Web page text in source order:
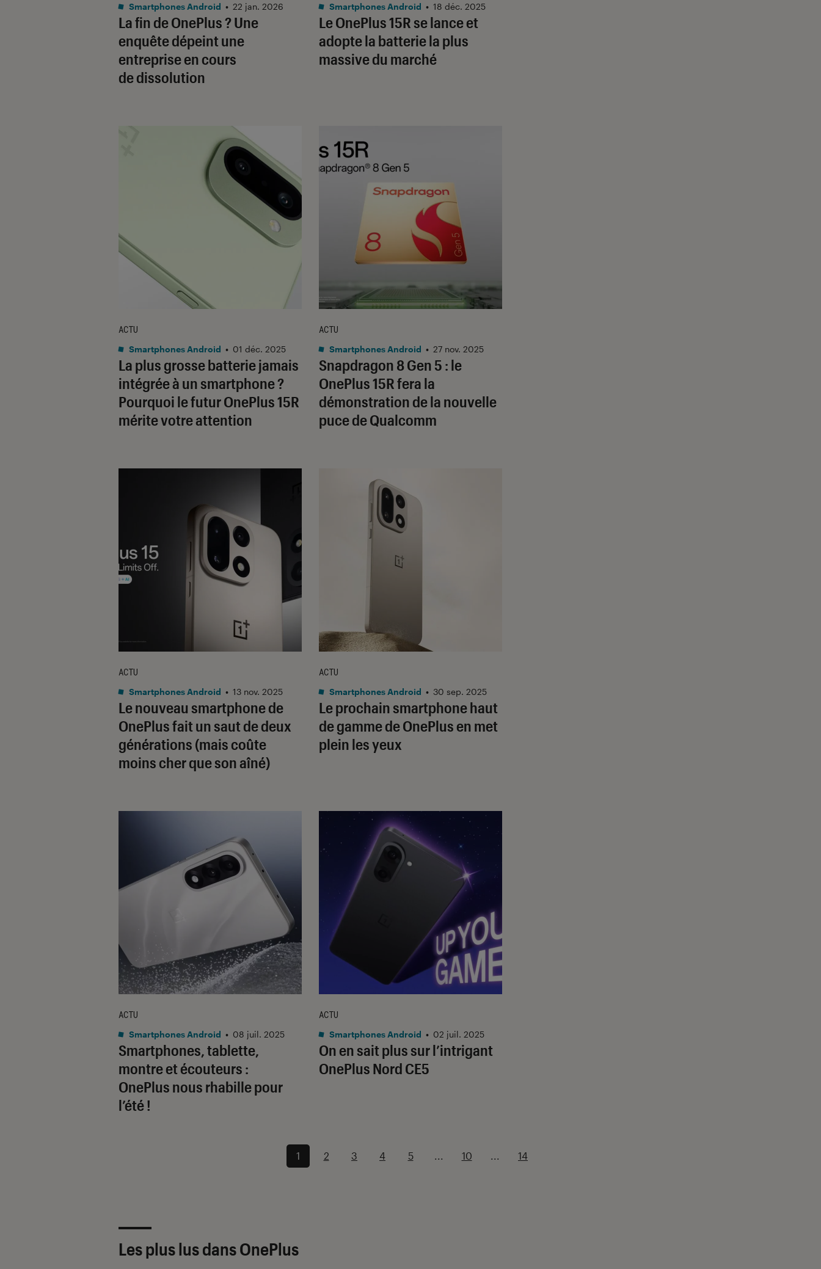
La fin de OnePlus ? Une
enquête dépeint une
entreprise en cours
de dissolution
Smartphones Android • 22 jan. 2026
Le OnePlus 15R se lance et
adopte la batterie la plus
massive du marché
Smartphones Android • 18 déc. 2025
La plus grosse batterie jamais
intégrée à un smartphone ?
Pourquoi le futur OnePlus 15R
mérite votre attention
ACTU
Smartphones Android • 01 déc. 2025
Snapdragon 8 Gen 5 : le
OnePlus 15R fera la
démonstration de la nouvelle
puce de Qualcomm
ACTU
Smartphones Android • 27 nov. 2025
Le nouveau smartphone de
OnePlus fait un saut de deux
générations (mais coûte
moins cher que son aîné)
ACTU
Smartphones Android • 13 nov. 2025
Le prochain smartphone haut
de gamme de OnePlus en met
plein les yeux
ACTU
Smartphones Android • 30 sep. 2025
Smartphones, tablette,
montre et écouteurs :
OnePlus nous rhabille pour
l’été !
ACTU
Smartphones Android • 08 juil. 2025
On en sait plus sur l’intrigant
OnePlus Nord CE5
ACTU
Smartphones Android • 02 juil. 2025
1 2 3 4 5 ... 10 ... 14
Les plus lus dans OnePlus